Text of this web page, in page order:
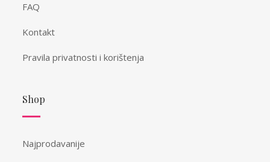
FAQ
Kontakt
Pravila privatnosti i korištenja
Shop
Najprodavanije